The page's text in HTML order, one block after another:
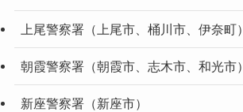
上尾警察署（上尾市、桶川市、伊奈町）
朝霞警察署（朝霞市、志木市、和光市）
新座警察署（新座市）